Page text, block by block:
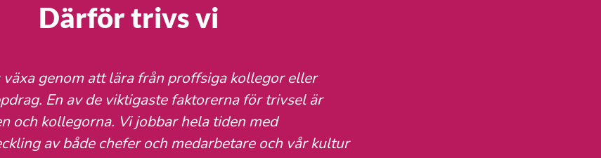
Därför trivs vi
växa genom att lära från proffsiga kollegor eller
En av de viktigaste faktorerna för trivsel är
och kollegorna. Vi jobbar hela tiden med
av både chefer och medarbetare och vår kultur